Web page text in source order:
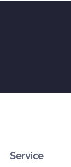
Service